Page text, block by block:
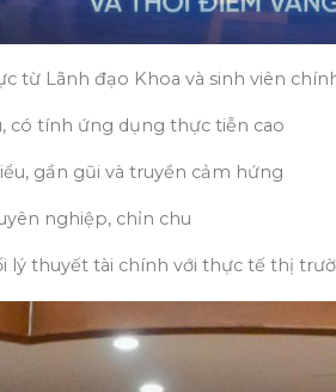
từ Lãnh đạo Khoa và sinh viên
có tính ứng dụng thực tiễn cao
gần gũi và truyền cảm hứng
nghiệp, chỉn chu
lý thuyết tài chính với thực tế thị